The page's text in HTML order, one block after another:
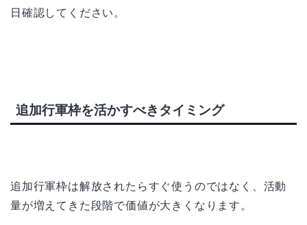
日確認してください。
追加行軍枠を活かすべきタイミング
追加行軍枠は解放されたらすぐ使うのではなく、活動
量が増えてきた段階で価値が大きくなります。